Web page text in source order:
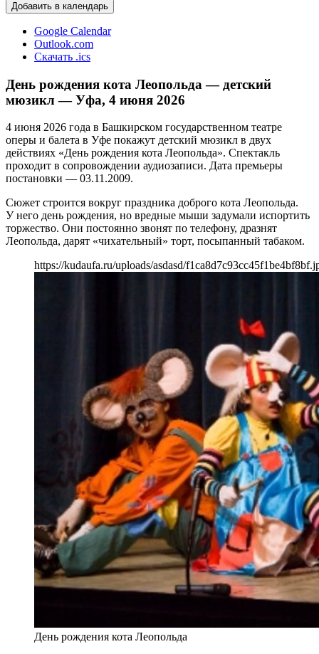
Добавить в календарь
Google Calendar
Outlook.com
Скачать .ics
День рождения кота Леопольда — детский
мюзикл — Уфа, 4 июня 2026
4 июня 2026 года в Башкирском государственном театре
оперы и балета в Уфе покажут детский мюзикл в двух
действиях «День рождения кота Леопольда». Спектакль
проходит в сопровождении аудиозаписи. Дата премьеры
постановки — 03.11.2009.
Сюжет строится вокруг праздника доброго кота Леопольда.
У него день рождения, но вредные мыши задумали испортить
торжество. Они постоянно звонят по телефону, дразнят
Леопольда, дарят «чихательный» торт, посыпанный табаком.
https://kudaufa.ru/uploads/asdasd/
День рождения кота Леопольда